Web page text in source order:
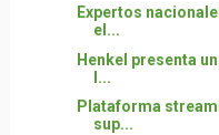
Expertos
el...
Henkel presenta
l...
Plataforma
sup...